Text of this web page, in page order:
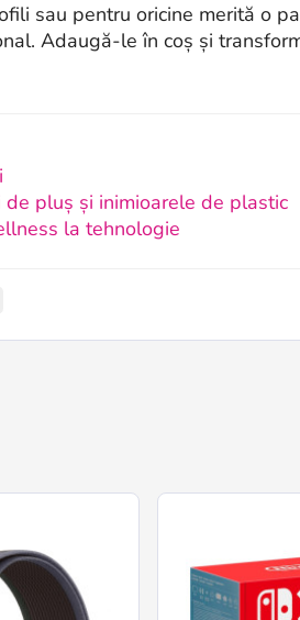
sau pentru oricine merită o
Adaugă-le în coș și
pluș și inimioarele de plastic
la tehnologie